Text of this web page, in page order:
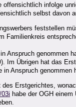
infolge
selbst davon
feststellen
Anspruch genommen
Im Übrigen hat das
Anspruch genommen
Erstgerichtes,
habe der OGH